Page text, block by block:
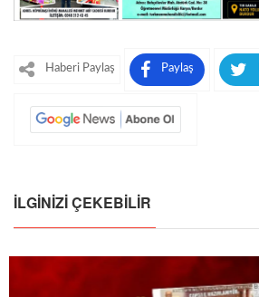
Haberi Paylaş Paylaş
İLGINIZI ÇEKEBILIR